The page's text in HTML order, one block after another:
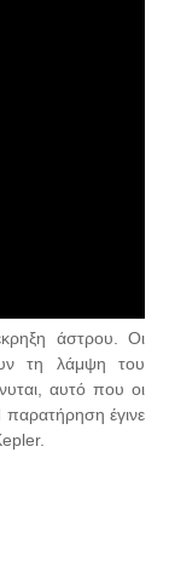
άστρου. Οι
τη λάμψη του
αυτό που οι
έγινε